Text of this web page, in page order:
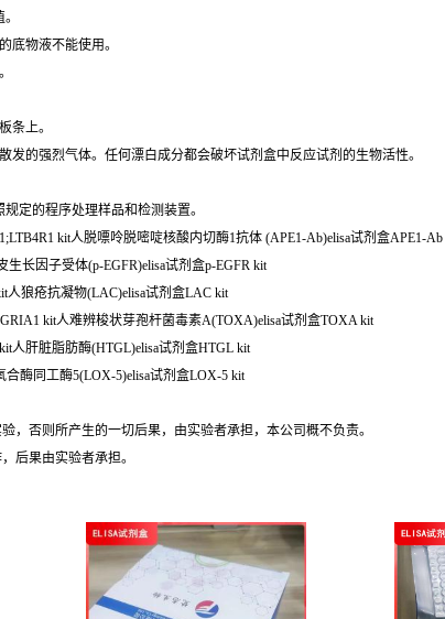
底物液不能使用。
条上。
发的强烈气体。任何漂白成分都会破坏试剂盒中反应试剂的生物活性。
定的程序处理样品和检测装置。
kit人脱嘌呤脱嘧啶核酸内切酶1抗体 (APE1-Ab)elisa试剂盒APE1-
长因子受体(p-EGFR)elisa试剂盒p-EGFR kit
人狼疮抗凝物(LAC)elisa试剂盒LAC kit
kit人难辨梭状芽孢杆菌毒素A(TOXA)elisa试剂盒TOXA kit
人肝脏脂肪酶(HTGL)elisa试剂盒HTGL kit
酶同工酶5(LOX-5)elisa试剂盒LOX-5 kit
，否则所产生的一切后果，由实验者承担，本公司概不负责。
后果由实验者承担。